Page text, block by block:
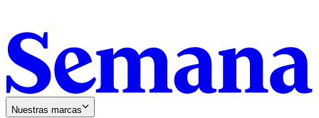
Nuestras marcas